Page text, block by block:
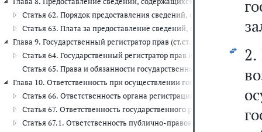
Статья 62. Порядок предоставления сведений, содержащихся в
Статья 63. Плата за предоставление сведений, содержащихся в
Глава 9. Государственный регистратор прав (ст.ст. 64 - 65)
Статья 64. Государственный регистратор прав и гарантии при
Статья 65. Права и обязанности государственного регистратора
Глава 10. Ответственность при осуществлении государственного
Статья 66. Ответственность органа регистрации прав
Статья 67. Ответственность государственного регистратора прав
Статья 67.1. Ответственность публично-правовой компании
2.